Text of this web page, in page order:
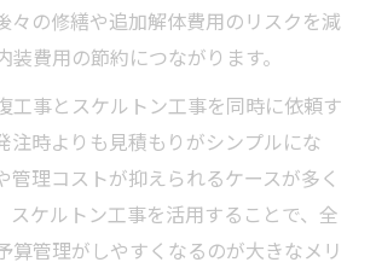
ン物件の内装費用を抑える方法
事の違いを丁寧に比較
ン工事と原状回復の費用構造
とスケルトン工事の適用シーン解
々の修繕や追加解体費用のリスクを減
装費用の節約につながります。
工事とスケルトン工事を同時に依頼す
注時よりも見積もりがシンプルにな
管理コストが抑えられるケースが多く
スケルトン工事を活用することで、全
算管理がしやすくなるのが大きなメリ